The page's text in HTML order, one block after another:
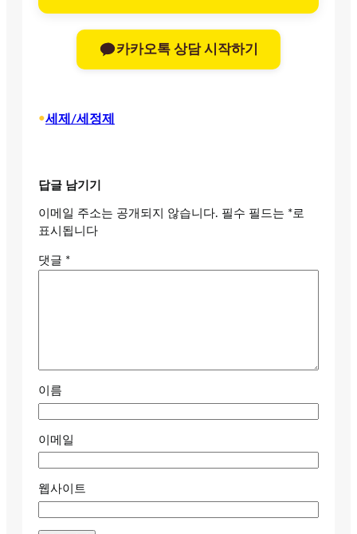
카카오톡 상담 시작하기
•세제/세정제
답글 남기기
이메일 주소는 공개되지 않습니다. 필수 필드는 *로
표시됩니다
댓글 *
이름
이메일
웹사이트